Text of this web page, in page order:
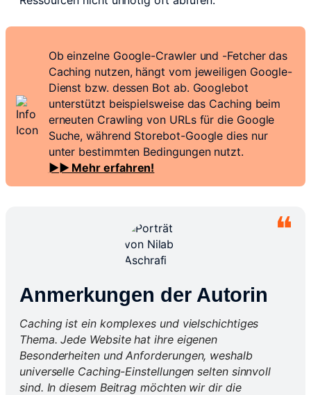
Ob einzelne Google-Crawler und -Fetcher das
Caching nutzen, hängt vom jeweiligen Google-
Dienst bzw. dessen Bot ab. Googlebot
unterstützt beispielsweise das Caching beim
erneuten Crawling von URLs für die Google
Suche, während Storebot-Google dies nur
unter bestimmten Bedingungen nutzt.
►► Mehr erfahren!
Anmerkungen der Autorin
Caching ist ein komplexes und vielschichtiges
Thema. Jede Website hat ihre eigenen
Besonderheiten und Anforderungen, weshalb
universelle Caching-Einstellungen selten sinnvoll
sind. In diesem Beitrag möchten wir dir die